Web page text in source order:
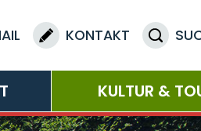
KONTAKT
KULTUR &